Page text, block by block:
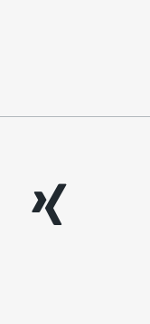
xing